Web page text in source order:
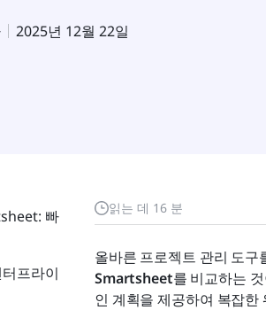
2025년 12월 22일
읽는 데 16 분
올바른 프로젝트 관리 도
Smartsheet를 비교하는
인 계획을 제공하여 복잡
빠
프라이